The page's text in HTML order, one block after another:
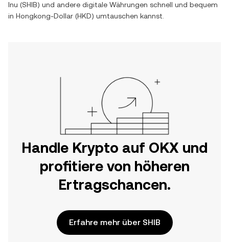
Inu (SHIB) und andere digitale Währungen schnell und bequem
in Hongkong-Dollar (HKD) umtauschen kannst.
Handle Krypto auf OKX und
profitiere von höheren
Ertragschancen.
Erfahre mehr über SHIB